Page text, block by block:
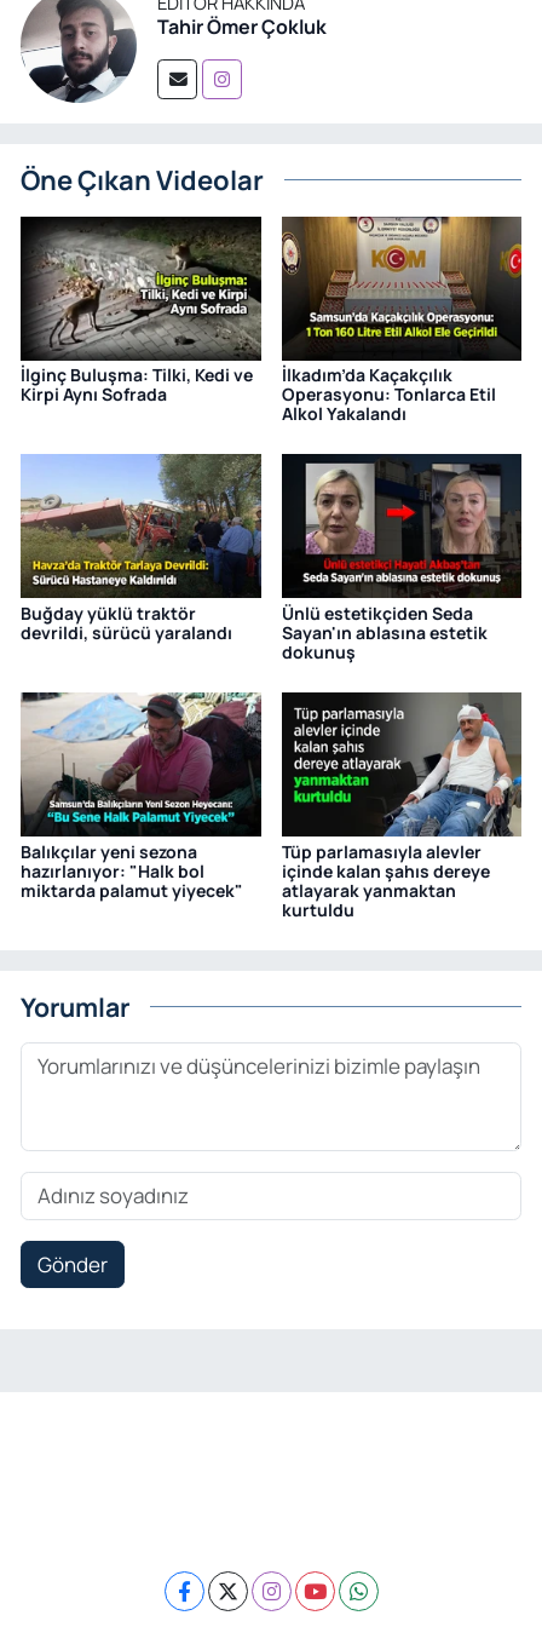
Tahir Ömer Çokluk
Öne Çıkan Videolar
İlginç Buluşma: Tilki, Kedi ve
Kirpi Aynı Sofrada
İlkadım’da Kaçakçılık
Operasyonu: Tonlarca Etil
Alkol Yakalandı
Buğday yüklü traktör
devrildi, sürücü yaralandı
Ünlü estetikçiden Seda
Sayan'ın ablasına estetik
dokunuş
Balıkçılar yeni sezona
hazırlanıyor: "Halk bol
miktarda palamut yiyecek"
Tüp parlamasıyla alevler
içinde kalan şahıs dereye
atlayarak yanmaktan
kurtuldu
Yorumlar
Gönder